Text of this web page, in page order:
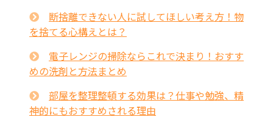
断捨離できない人に試してほしい考え方！物
を捨てる心構えとは？
電子レンジの掃除ならこれで決まり！おすす
めの洗剤と方法まとめ
部屋を整理整頓する効果は？仕事や勉強、精
神的にもおすすめされる理由